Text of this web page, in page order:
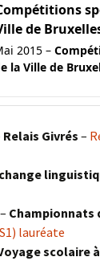
de
2015 –
la Ville de
Relais Givrés –
Championnats
lauréate
scolaire